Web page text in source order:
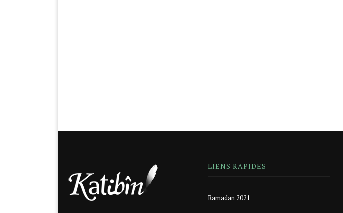
LIENS RAPIDES
Ramadan 2021